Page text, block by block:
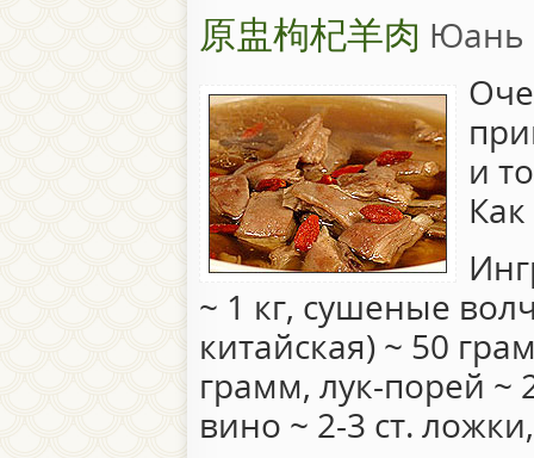
原盅枸杞羊肉 Юань
и
~ 1 кг, сушеные
китайская) ~ 50
грамм, лук-порей ~
вино ~ 2-3 ст.